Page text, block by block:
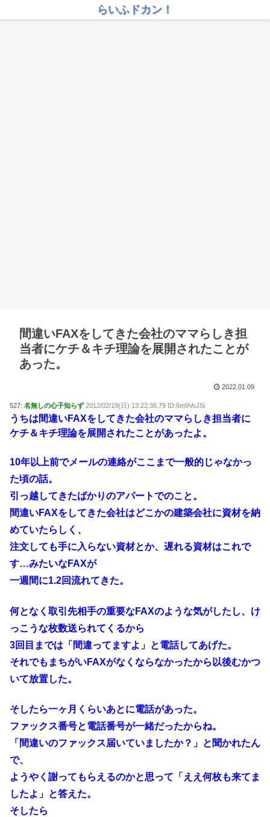
らいふドカン！
間違いFAXをしてきた会社のママらしき担
当者にケチ＆キチ理論を展開されたことが
あった。
2022.01.09
527: 名無しの心子知らず 2012/02/19(日) 13:22:38.79 ID:6m9VoJSi
うちは間違いFAXをしてきた会社のママらしき担当者に
ケチ＆キチ理論を展開されたことがあったよ。
10年以上前でメールの連絡がここまで一般的じゃなかっ
た頃の話。
引っ越してきたばかりのアパートでのこと。
間違いFAXをしてきた会社はどこかの建築会社に資材を納
めていたらしく、
注文しても手に入らない資材とか、遅れる資材はこれで
す…みたいなFAXが
一週間に1.2回流れてきた。
何となく取引先相手の重要なFAXのような気がしたし、け
っこうな枚数送られてくるから
3回目までは「間違ってますよ」と電話してあげた。
それでもまちがいFAXがなくならなかったから以後むかつ
いて放置した。
そしたら一ヶ月くらいあとに電話があった。
ファックス番号と電話番号が一緒だったからね。
「間違いのファックス届いていましたか？」と聞かれたん
で、
ようやく謝ってもらえるのかと思って「ええ何枚も来てま
したよ」と答えた。
そしたら